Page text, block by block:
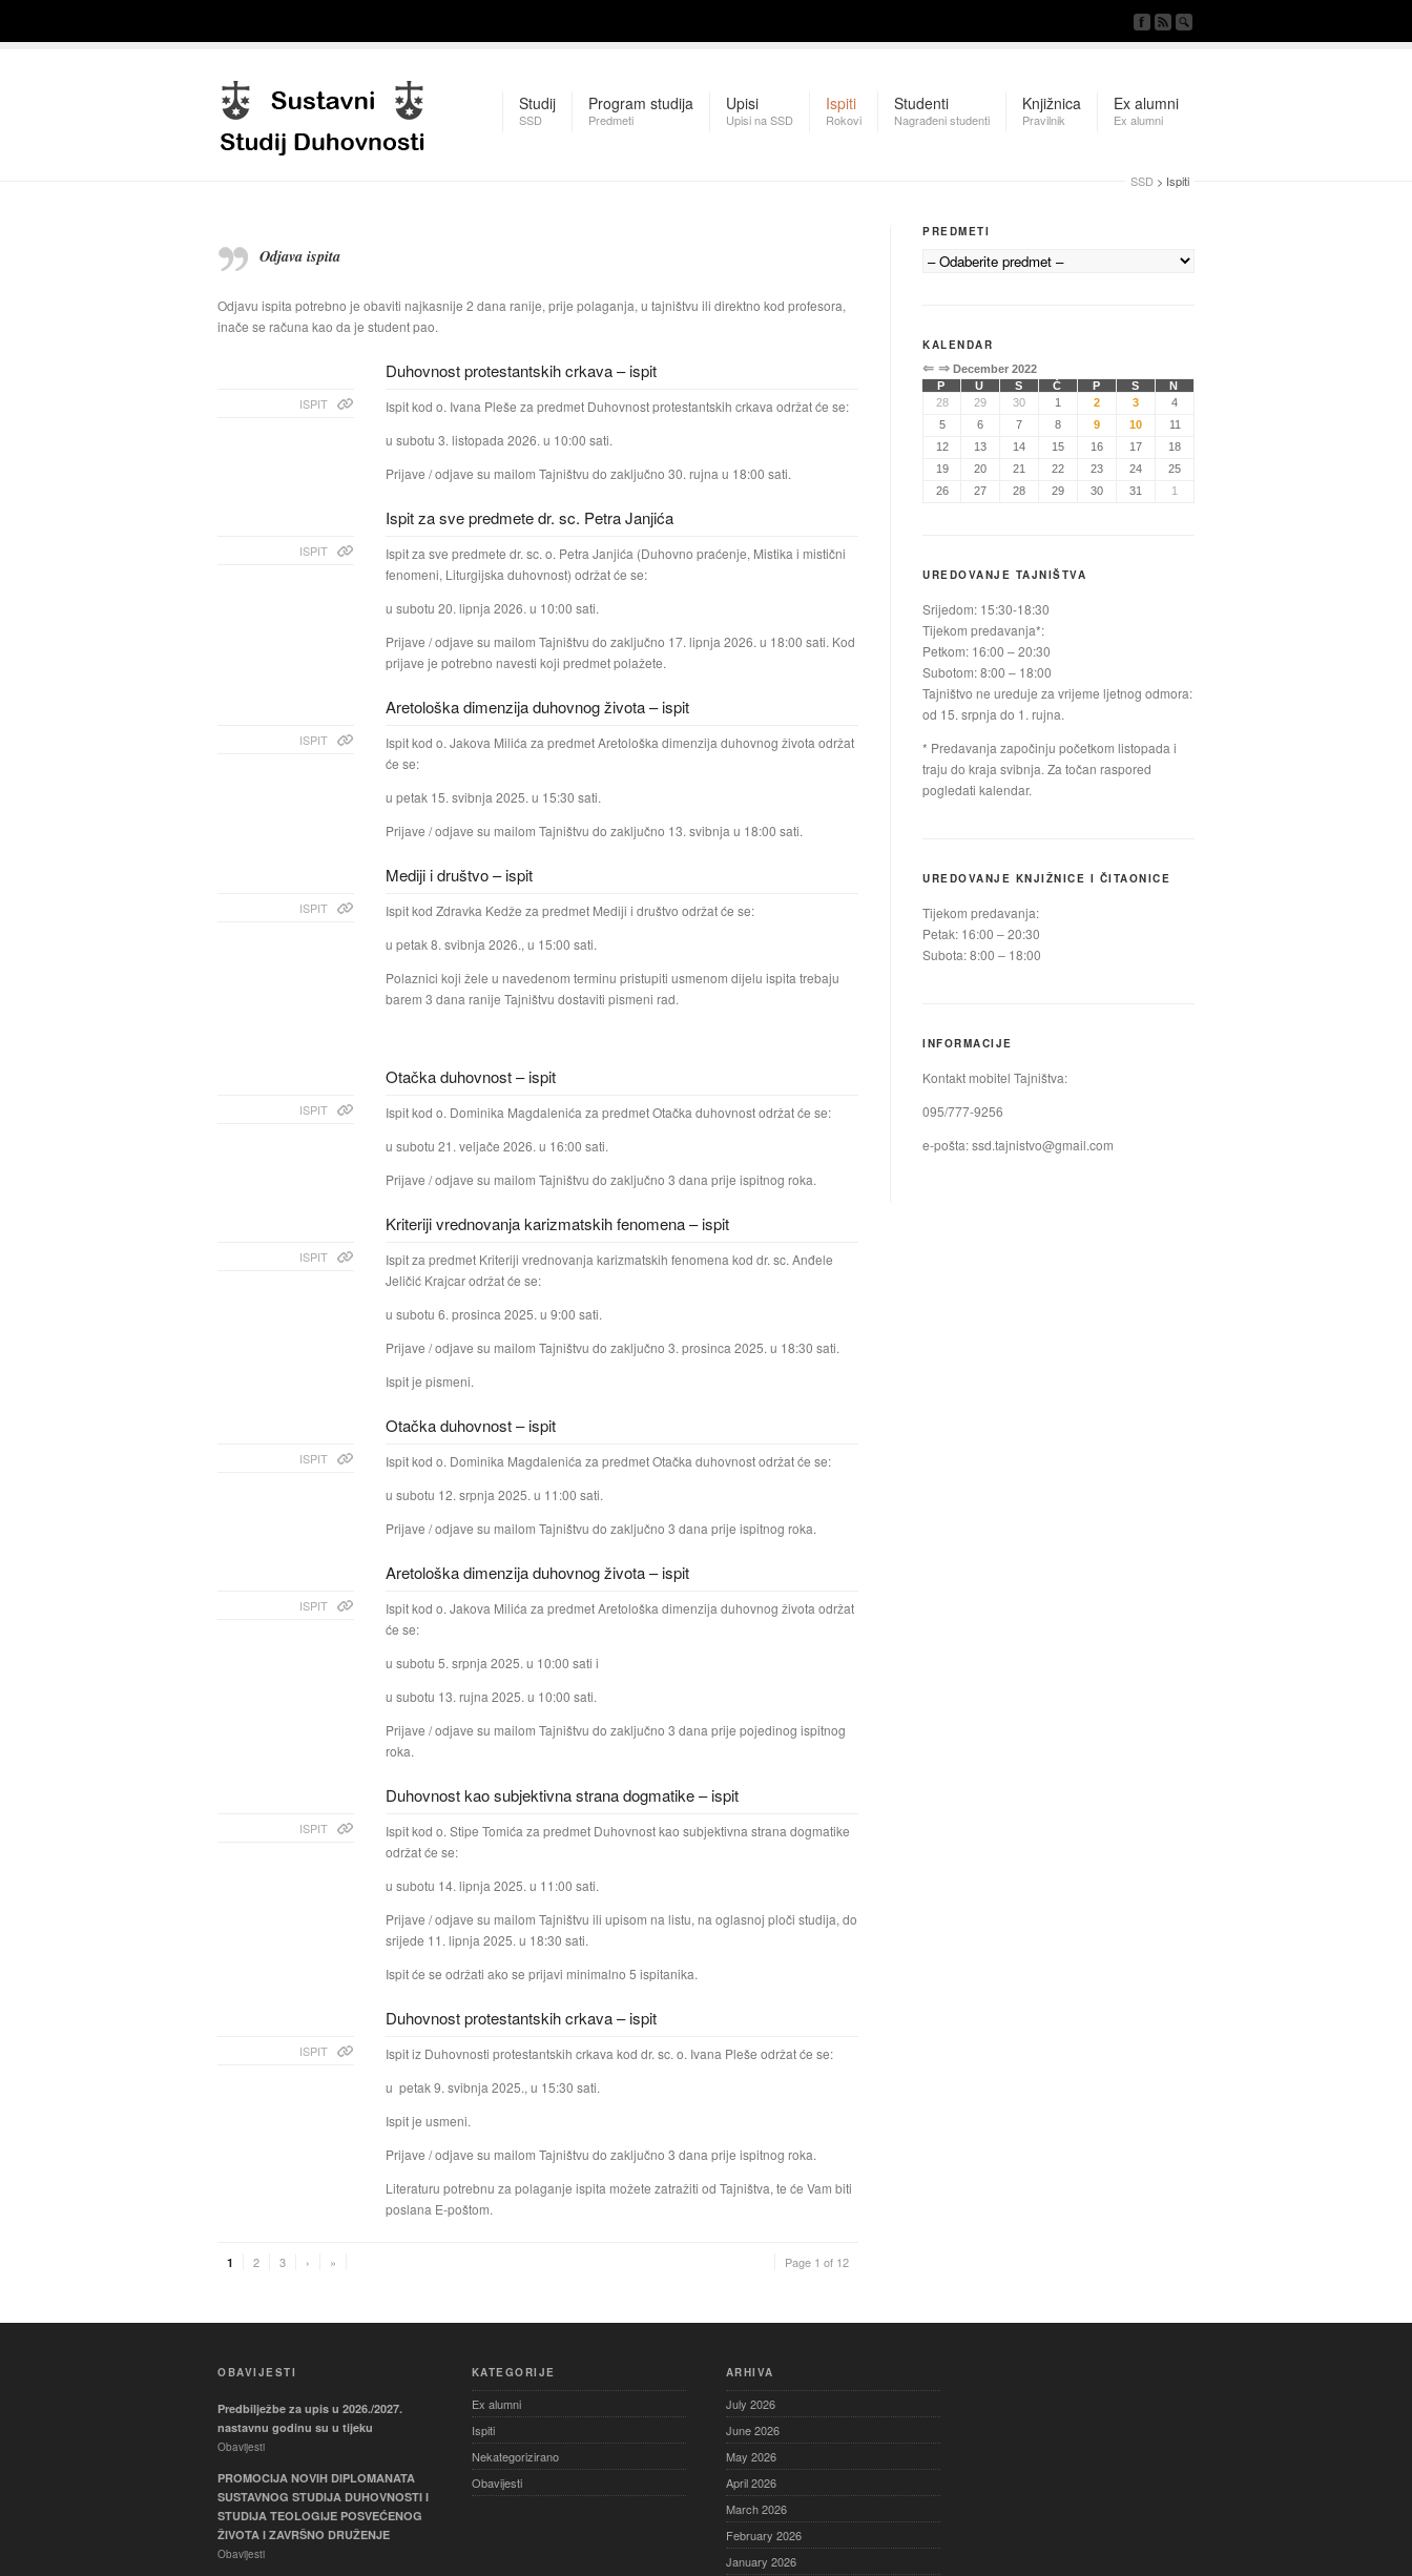
Studij
SSD
Program studija
Predmeti
Upisi
Upisi na SSD
Ispiti
Rokovi
Studenti
Nagrađeni studenti
Knjižnica
Pravilnik
Ex alumni
Ex alumni
SSD > Ispiti
Odjava ispita
Odjavu ispita potrebno je obaviti najkasnije 2 dana ranije, prije polaganja, u tajništvu ili direktno kod profesora,
inače se računa kao da je student pao.
Duhovnost protestantskih crkava – ispit
ISPIT
Ispit kod o. Ivana Pleše za predmet Duhovnost protestantskih crkava održat će se:
u subotu 3. listopada 2026. u 10:00 sati.
Prijave / odjave su mailom Tajništvu do zaključno 30. rujna u 18:00 sati.
Ispit za sve predmete dr. sc. Petra Janjića
ISPIT
Ispit za sve predmete dr. sc. o. Petra Janjića (Duhovno praćenje, Mistika i mistični
fenomeni, Liturgijska duhovnost) održat će se:
u subotu 20. lipnja 2026. u 10:00 sati.
Prijave / odjave su mailom Tajništvu do zaključno 17. lipnja 2026. u 18:00 sati. Kod
prijave je potrebno navesti koji predmet polažete.
Aretološka dimenzija duhovnog života – ispit
ISPIT
Ispit kod o. Jakova Milića za predmet Aretološka dimenzija duhovnog života održat
će se:
u petak 15. svibnja 2025. u 15:30 sati.
Prijave / odjave su mailom Tajništvu do zaključno 13. svibnja u 18:00 sati.
Mediji i društvo – ispit
ISPIT
Ispit kod Zdravka Kedže za predmet Mediji i društvo održat će se:
u petak 8. svibnja 2026., u 15:00 sati.
Polaznici koji žele u navedenom terminu pristupiti usmenom dijelu ispita trebaju
barem 3 dana ranije Tajništvu dostaviti pismeni rad.
Otačka duhovnost – ispit
ISPIT
Ispit kod o. Dominika Magdalenića za predmet Otačka duhovnost održat će se:
u subotu 21. veljače 2026. u 16:00 sati.
Prijave / odjave su mailom Tajništvu do zaključno 3 dana prije ispitnog roka.
Kriteriji vrednovanja karizmatskih fenomena – ispit
ISPIT
Ispit za predmet Kriteriji vrednovanja karizmatskih fenomena kod dr. sc. Anđele
Jeličić Krajcar održat će se:
u subotu 6. prosinca 2025. u 9:00 sati.
Prijave / odjave su mailom Tajništvu do zaključno 3. prosinca 2025. u 18:30 sati.
Ispit je pismeni.
Otačka duhovnost – ispit
ISPIT
Ispit kod o. Dominika Magdalenića za predmet Otačka duhovnost održat će se:
u subotu 12. srpnja 2025. u 11:00 sati.
Prijave / odjave su mailom Tajništvu do zaključno 3 dana prije ispitnog roka.
Aretološka dimenzija duhovnog života – ispit
ISPIT
Ispit kod o. Jakova Milića za predmet Aretološka dimenzija duhovnog života održat
će se:
u subotu 5. srpnja 2025. u 10:00 sati i
u subotu 13. rujna 2025. u 10:00 sati.
Prijave / odjave su mailom Tajništvu do zaključno 3 dana prije pojedinog ispitnog
roka.
Duhovnost kao subjektivna strana dogmatike – ispit
ISPIT
Ispit kod o. Stipe Tomića za predmet Duhovnost kao subjektivna strana dogmatike
održat će se:
u subotu 14. lipnja 2025. u 11:00 sati.
Prijave / odjave su mailom Tajništvu ili upisom na listu, na oglasnoj ploči studija, do
srijede 11. lipnja 2025. u 18:30 sati.
Ispit će se održati ako se prijavi minimalno 5 ispitanika.
Duhovnost protestantskih crkava – ispit
ISPIT
Ispit iz Duhovnosti protestantskih crkava kod dr. sc. o. Ivana Pleše održat će se:
u petak 9. svibnja 2025., u 15:30 sati.
Ispit je usmeni.
Prijave / odjave su mailom Tajništvu do zaključno 3 dana prije ispitnog roka.
Literaturu potrebnu za polaganje ispita možete zatražiti od Tajništva, te će Vam biti
poslana E-poštom.
Page 1 of 12
1 2 3 › »
PREDMETI
KALENDAR
⇐ ⇒ December 2022
P
U S Č P S
N
28
29 30 1 2 3
4
5
6 7 8 9 10
11
12
13 14 15 16 17
18
19
20 21 22 23 24
25
26
27 28 29 30 31 1
UREDOVANJE TAJNIŠTVA
Srijedom: 15:30-18:30
Tijekom predavanja*:
Petkom: 16:00 – 20:30
Subotom: 8:00 – 18:00
Tajništvo ne ureduje za vrijeme ljetnog odmora:
od 15. srpnja do 1. rujna.
* Predavanja započinju početkom listopada i
traju do kraja svibnja. Za točan raspored
pogledati kalendar.
UREDOVANJE KNJIŽNICE I ČITAONICE
Tijekom predavanja:
Petak: 16:00 – 20:30
Subota: 8:00 – 18:00
INFORMACIJE
Kontakt mobitel Tajništva:
095/777-9256
e-pošta:ssd.tajnistvo@gmail.com
OBAVIJESTI
Predbilježbe za upis u 2026./2027.
nastavnu godinu su u tijeku
Obavijesti
PROMOCIJA NOVIH DIPLOMANATA
SUSTAVNOG STUDIJA DUHOVNOSTI I
STUDIJA TEOLOGIJE POSVEĆENOG
ŽIVOTA I ZAVRŠNO DRUŽENJE
Obavijesti
KATEGORIJE
Ex alumni
Ispiti
Nekategorizirano
Obavijesti
ARHIVA
July 2026
June 2026
May 2026
April 2026
March 2026
February 2026
January 2026